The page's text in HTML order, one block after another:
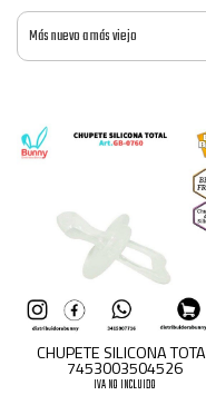
CHUPETE SILICONA
7453003504526
IVA NO INCLUIDO